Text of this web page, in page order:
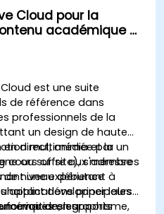
Cloud pour la
académique et
est une suite
de référence dans
professionnels de la
un design de haute
multimédia et la
cours offre aux membres
une expérience
applications principales
des supports
direct, animée par un
ou sur site), s'adresse
niveau débutant à
développer leurs
en graphisme,
formation, les